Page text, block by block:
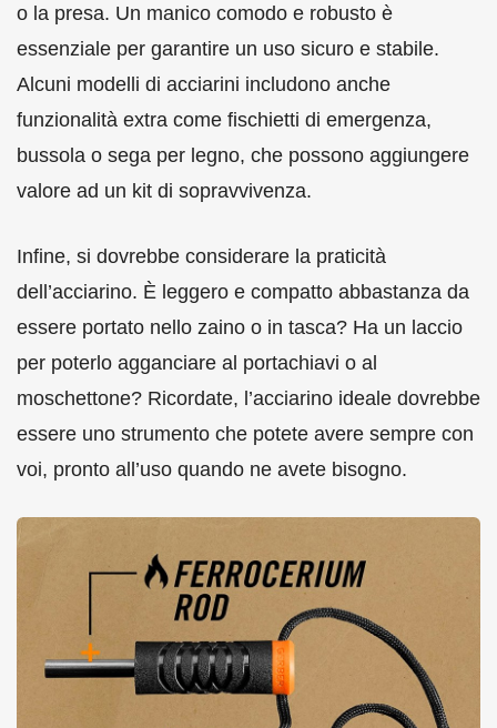
o la presa. Un manico comodo e robusto è
essenziale per garantire un uso sicuro e stabile.
Alcuni modelli di acciarini includono anche
funzionalità extra come fischietti di emergenza,
bussola o sega per legno, che possono aggiungere
valore ad un kit di sopravvivenza.
Infine, si dovrebbe considerare la praticità
dell’acciarino. È leggero e compatto abbastanza da
essere portato nello zaino o in tasca? Ha un laccio
per poterlo agganciare al portachiavi o al
moschettone? Ricordate, l’acciarino ideale dovrebbe
essere uno strumento che potete avere sempre con
voi, pronto all’uso quando ne avete bisogno.